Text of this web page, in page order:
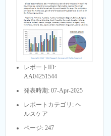
レポートID:
AA04251544
発表時期: 07-Apr-2025
レポートカテゴリ: ヘ
ルスケア
ページ: 247